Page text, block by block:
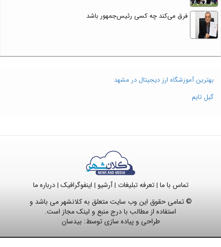
فرق می‌کند چه کسی رئیس‌جمهور باشد
بهترین آموزشگاه ارز دیجیتال در مشهد
گیل تایم
تماس با ما |تعرفه تبلیغات |آرشیو | اینفوگرافیک |درباره ما
© تمامی حقوق این وب سایت متعلق به کلانشهر می باشد و
استفاده از مطالب با درج منبع و لینک مجاز است.
طراحی و پیاده سازی توسط: بیدسان